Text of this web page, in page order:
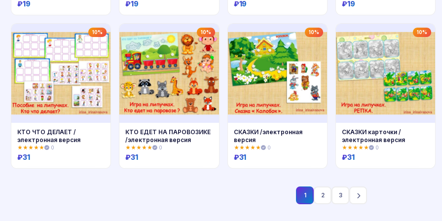
₽19 ₽19 ₽19 ₽19
10%
КТО ЧТО ДЕЛАЕТ /
электронная версия
★★★★★ 0
₽31
10%
КТО ЕДЕТ НА ПАРОВОЗИКЕ
/электронная версия
★★★★★ 0
₽31
10%
СКАЗКИ /электронная
версия
★★★★★ 0
₽31
10%
СКАЗКИ карточки /
электронная версия
★★★★★ 0
₽31
1 2 3